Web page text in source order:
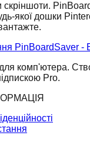
скріншоти.
якої дошки
PinBoardSaver -
комп'ютера.
Pro.